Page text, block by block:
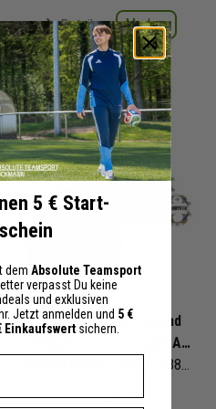
Details Merken
+ 12 Interessenten
Derbystar 10er Jugend
Ballpaket Atmos Light AG
Fußball Größe 5 350g | 1389500760 | Fußbälle Set 10-teilig
214,00 €
5 € Start-
dem Absolute Teamsport
verpasst Du keine
und exklusiven
Jetzt anmelden und 5 €
Einkaufswert sichern.